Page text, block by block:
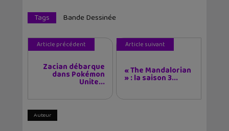
Tags Bande Dessinée
Article précédent
Zacian débarque
dans Pokémon
Unite...
Article suivant
« The Mandalorian
» : la saison 3...
Auteur